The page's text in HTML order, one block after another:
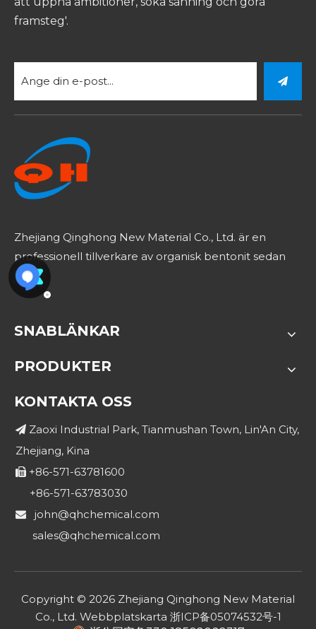
framsteg'.
Zhejiang Qinghong New Material Co., Ltd. är en
professionell tillverkare av organisk bentonit sedan
1980.
SNABLÄNKAR
PRODUKTER
KONTAKTA OSS
 Zaoxi Industrial Park, Tianmushan Town, Lin'An City,
Zhejiang, Kina
 +86-571-63781600
+86-571-63783030

john@qhchemical.com
sales@qhchemical.com
Copyright © 2026 Zhejiang Qinghong New Material
Co., Ltd. Webbplatskarta 浙ICP备05074532号-1